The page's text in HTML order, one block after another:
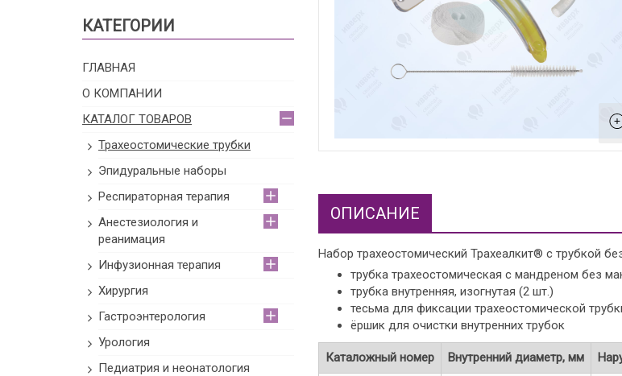
ОПИСАНИЕ
Набор трахеостомический Трахеалкит® с трубкой
трубка трахеостомическая с мандреном без
трубка внутренняя, изогнутая (2 шт.)
тесьма для фиксации трахеостомической
ёршик для очистки внутренних трубок
Каталожный номер Внутренний диаметр, мм
КАТЕГОРИИ
ГЛАВНАЯ
О КОМПАНИИ
КАТАЛОГ ТОВАРОВ
Трахеостомические трубки
Эпидуральные наборы
Респираторная терапия
Анестезиология и
реанимация
Инфузионная терапия
Хирургия
Гастроэнтерология
Урология
Педиатрия и неонатология